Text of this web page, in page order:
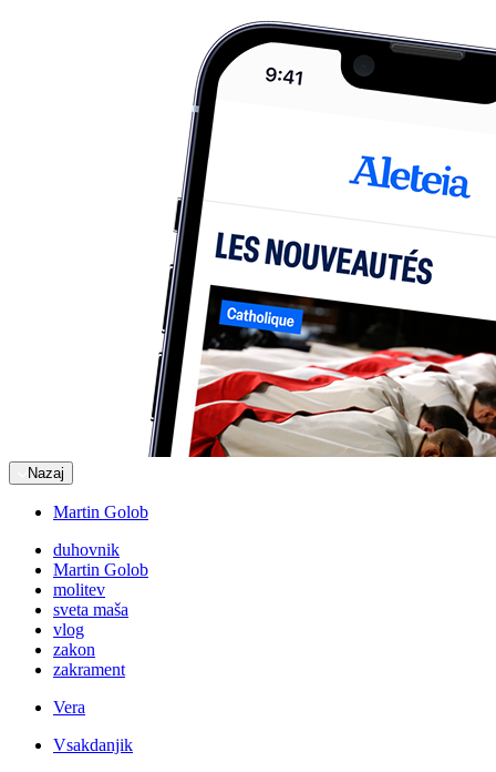
Nazaj
Martin Golob
duhovnik
Martin Golob
molitev
sveta maša
vlog
zakon
zakrament
Vera
Vsakdanjik